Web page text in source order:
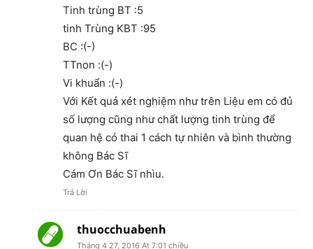
Tinh trùng BT :5
tinh Trùng KBT :95
BC :(-)
TTnon :(-)
Vi khuẩn :(-)
Với Kết quả xét nghiệm như trên Liệu em có đủ
số lượng cũng như chất lượng tinh trùng để
quan hệ có thai 1 cách tự nhiên và bình thường
không Bác Sĩ
Cám Ơn Bác Sĩ nhìu.
Trả Lời
thuocchuabenh
Tháng 4 27, 2016 At 7:01 chiều